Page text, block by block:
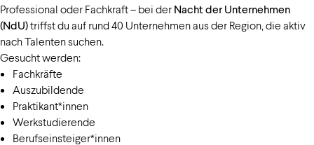
Professional oder Fachkraft – bei der Nacht der Unternehmen
(NdU)triffst du auf rund 40 Unternehmen aus der Region, die aktiv
nach Talenten suchen.
Gesucht werden:
Fachkräfte
Auszubildende
Praktikant*innen
Werkstudierende
Berufseinsteiger*innen